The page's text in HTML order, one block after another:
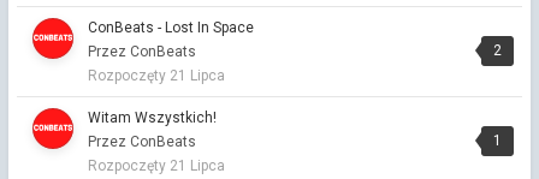
Dziś narysowałem
Przez Astafakasta ·Napisano
Albo paluszkami...
Co Cię dziś ucieszyło?
Przez Gość w kość ·
to, że w mojej niesłodzonej rzeczywistości spokój i
bezpieczeństwo jest czymś zwyczajnym,
2
ConBeats - Lost In Space
Przez ConBeats
Rozpoczęty 21 Lipca
1
Witam Wszystkich!
Przez ConBeats
Rozpoczęty 21 Lipca